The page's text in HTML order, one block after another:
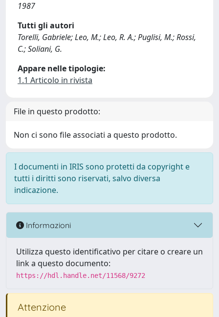
1987
Tutti gli autori
Torelli, Gabriele; Leo, M.; Leo, R. A.; Puglisi, M.; Rossi,
C.; Soliani, G.
Appare nelle tipologie:
1.1 Articolo in rivista
File in questo prodotto:
Non ci sono file associati a questo prodotto.
I documenti in IRIS sono protetti da copyright e
tutti i diritti sono riservati, salvo diversa
indicazione.
Informazioni
Utilizza questo identificativo per citare o creare un
link a questo documento:
https://hdl.handle.net/11568/9272
Attenzione